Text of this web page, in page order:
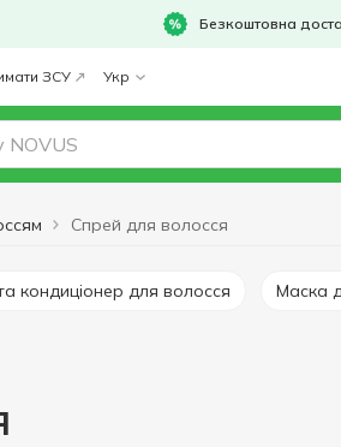
Безкоштовна
ЗСУ Укр
Спрей для волосся
кондиціонер для волосся Маска